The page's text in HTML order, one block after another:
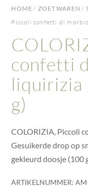
HOME / ZOETWAREN /
Piccoli confetti di
confetti
liquirizia
g)
COLORIZIA, Piccoli
Gesuikerde drop op
gekleurd doosje (100
ARTIKELNUMMER: